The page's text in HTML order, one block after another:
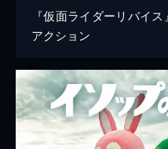
『仮面ライダーリバイ
アクション